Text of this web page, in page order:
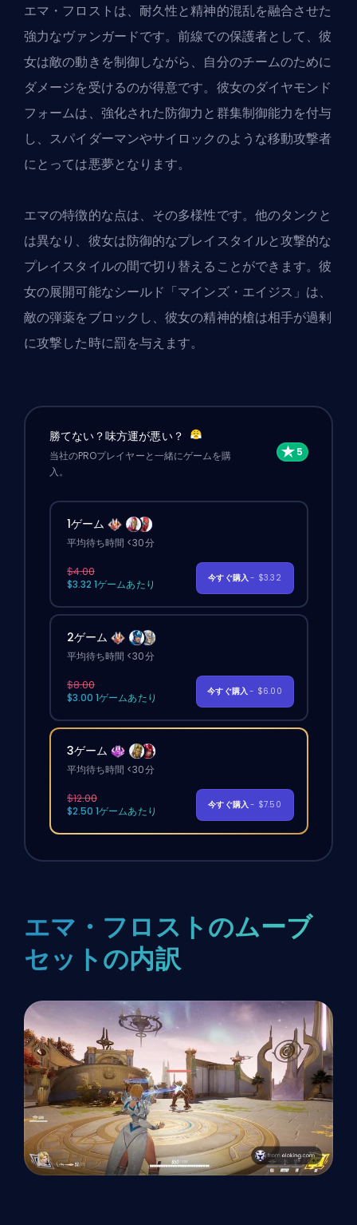
エマ・フロストは、耐久性と精神的混乱を融合させた
強力なヴァンガードです。前線での保護者として、彼
女は敵の動きを制御しながら、自分のチームのために
ダメージを受けるのが得意です。彼女のダイヤモンド
フォームは、強化された防御力と群集制御能力を付与
し、スパイダーマンやサイロックのような移動攻撃者
にとっては悪夢となります。
エマの特徴的な点は、その多様性です。他のタンクと
は異なり、彼女は防御的なプレイスタイルと攻撃的な
プレイスタイルの間で切り替えることができます。彼
女の展開可能なシールド「マインズ・エイジス」は、
敵の弾薬をブロックし、彼女の精神的槍は相手が過剰
に攻撃した時に罰を与えます。
勝てない？味方運が悪い？
当社のPROプレイヤーと一緒にゲームを購
入。
1ゲーム
平均待ち時間 <30分
$4.00
$3.32 1ゲームあたり
今すぐ購入- $3.32
2ゲーム
平均待ち時間 <30分
$8.00
$3.00 1ゲームあたり
今すぐ購入- $6.00
3ゲーム
平均待ち時間 <30分
$12.00
$2.50 1ゲームあたり
今すぐ購入- $7.50
エマ・フロストのムーブ
セットの内訳